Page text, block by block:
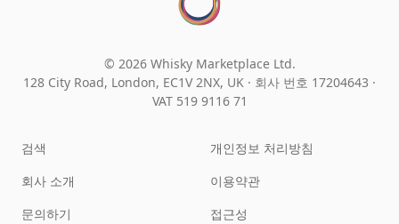
© 2026 Whisky Marketplace Ltd.
128 City Road, London, EC1V 2NX, UK · 회사 번호 17204643 ·
VAT 519 9116 71
검색
회사 소개
문의하기
개인정보 처리방침
이용약관
접근성